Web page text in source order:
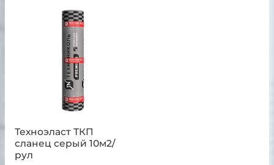
Техноэласт ТКП
сланец серый 10м2/
рул